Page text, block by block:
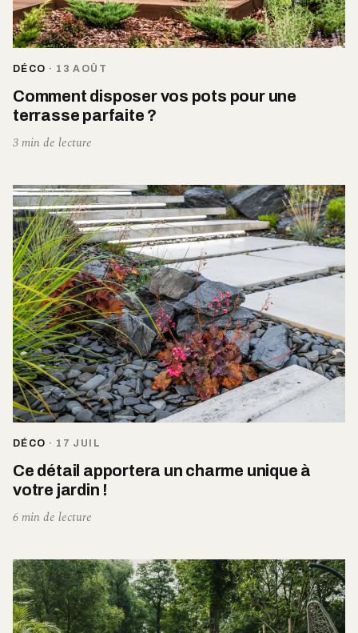
DÉCO · 13 AOÛT
Comment disposer vos pots pour une
terrasse parfaite ?
3 min de lecture
DÉCO · 17 JUIL
Ce détail apportera un charme unique à
votre jardin !
6 min de lecture